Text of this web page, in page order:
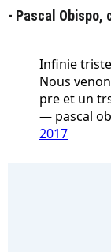
- Pascal Obispo,
Infinie
Nous
pre et un
— pascal
2017